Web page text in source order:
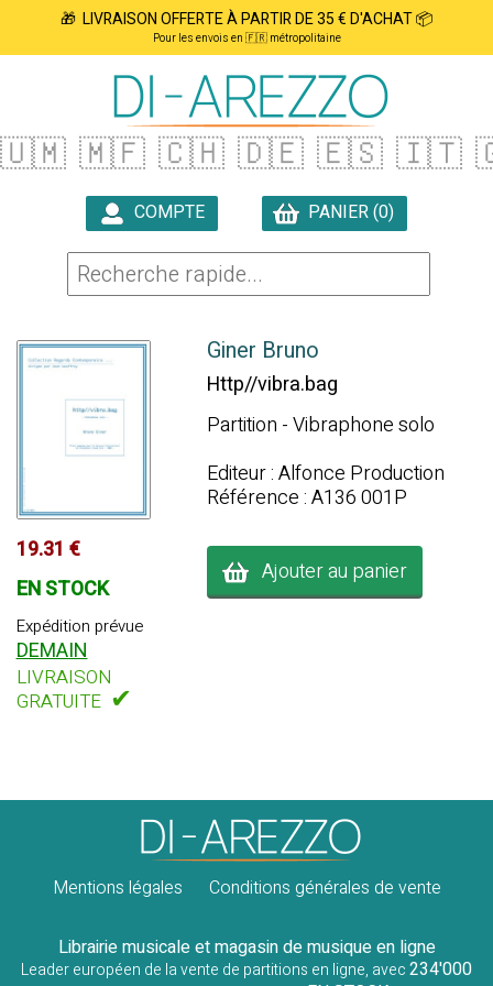
🎁 LIVRAISON OFFERTE À PARTIR DE 35 € D'ACHAT 📦
Pour les envois en 🇫🇷 métropolitaine
🇺🇲 🇲🇫 🇨🇭 🇩🇪 🇪🇸 🇮🇹
COMPTE
PANIER (0)
19.31 €
EN STOCK
Expédition prévue
DEMAIN
LIVRAISON
GRATUITE ✔
Giner Bruno
Http//vibra.bag
Partition - Vibraphone solo
Editeur : Alfonce Production
Référence : A136 001P
Ajouter au panier
Mentions légales Conditions générales de vente
Librairie musicale et magasin de musique en ligne
Leader européen de la vente de partitions en ligne, avec234'000